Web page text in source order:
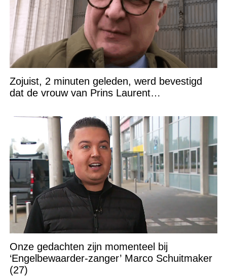
Zojuist, 2 minuten geleden, werd bevestigd
dat de vrouw van Prins Laurent…
Onze gedachten zijn momenteel bij
‘Engelbewaarder-zanger’ Marco Schuitmaker
(27)